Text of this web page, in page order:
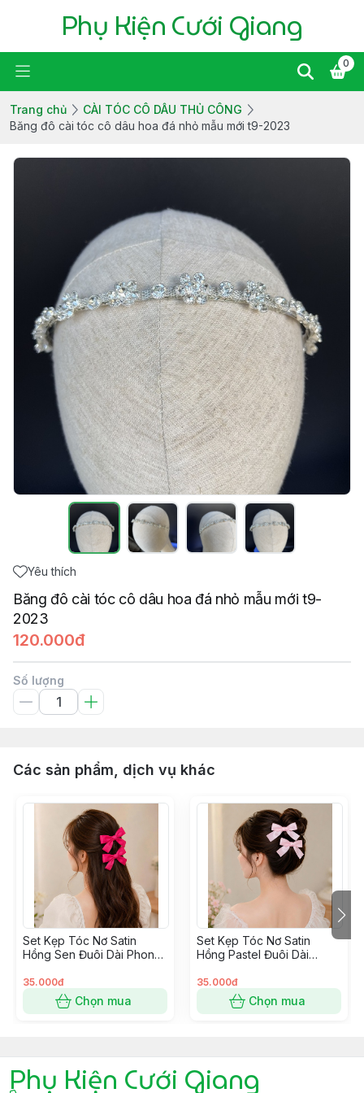
Phụ Kiện Cưới Giang
0
Trang chủ
CÀI TÓC CÔ DÂU THỦ CÔNG
Băng đô cài tóc cô dâu hoa đá nhỏ mẫu mới t9-2023
Yêu thích
Băng đô cài tóc cô dâu hoa đá nhỏ mẫu mới t9-
2023
120.000đ
Số lượng
Các sản phẩm, dịch vụ khác
Set Kẹp Tóc Nơ Satin
Hồng Sen Đuôi Dài Phong
35.000đ
Chọn mua
Set Kẹp Tóc Nơ Satin
Hồng Pastel Đuôi Dài
35.000đ
Chọn mua
Phụ Kiện Cưới Giang